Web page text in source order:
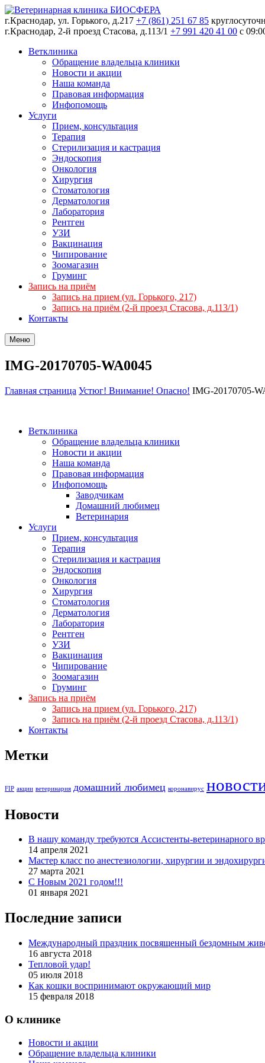
г.Краснодар, ул. Горького, д.217 +7 (861) 251 67 85
г.Краснодар, 2-й проезд Стасова, д.113/1 +7 991 420 41 00 c
Ветклиника
Обращение владельца клиники
Новости и акции
Наша команда
Правовая информация
Инфопомощь
Услуги
Прием, консультация
Терапия
Стерилизация и кастрация
Эндоскопия
Онкология
Хирургия
Стоматология
Дерматология
Лаборатория
Рентген
УЗИ
Вакцинация
Чипирование
Зоомагазин
Груминг
Запись на приём
Запись на прием (ул. Горького, 217)
Запись на приём (2-й проезд Стасова, д.113/1)
Контакты
Меню
IMG-20170705-WA0045
Главная страница Устюг! Внимание! Опасно! IMG-20170705-
Ветклиника
Обращение владельца клиники
Новости и акции
Наша команда
Правовая информация
Инфопомощь
Заводчикам
Домашний любимец
Ветеринария
Услуги
Прием, консультация
Терапия
Стерилизация и кастрация
Эндоскопия
Онкология
Хирургия
Стоматология
Дерматология
Лаборатория
Рентген
УЗИ
Вакцинация
Чипирование
Зоомагазин
Груминг
Запись на приём
Запись на прием (ул. Горького, 217)
Запись на приём (2-й проезд Стасова, д.113/1)
Контакты
Метки
FIP акции ветеринария домашний любимец коронавирус
Новости
В нашу команду требуются Ассистенты-ветеринарного
14 апреля 2021
Мастер класс по анестезиологии, хирургии и
27 марта 2021
С Новым 2021 годом!!!
01 января 2021
Последние записи
Международный праздник посвященный бездомным
16 августа 2018
Тепловой удар!
05 июля 2018
Как кошки воспринимают окружающий мир
15 февраля 2018
О клинике
Новости и акции
Обращение владельца клиники